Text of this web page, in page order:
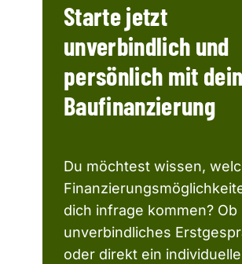
Starte jetzt
unverbindlich und
persönlich mit
Baufinanzierung
Du möchtest wissen,
dich infrage kommen? Ob
unverbindliches
oder direkt ein